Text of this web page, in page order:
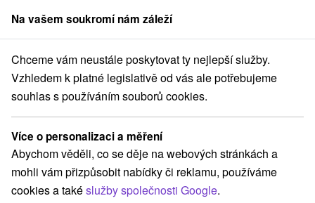
člen skupinySorger
Apartmány Stredné Slovensko Žilinský kraj Horná Lehota
Apartmány Horná Lehota
Kategorie
Všechny kategorie
Chaty na prenájom(1)
Ubytovne (1)
Na vašem soukromí nám záleží
Chceme vám neustále poskytovat ty nejlepší služby.
Vzhledem k platné legislativě od vás ale potřebujeme
souhlas s používáním souborů cookies.
Více o personalizaci a měření
Abychom věděli, co se děje na webových stránkách a
mohli vám přizpůsobit nabídky či reklamu, používáme
cookies a takéslužby společnosti Google.